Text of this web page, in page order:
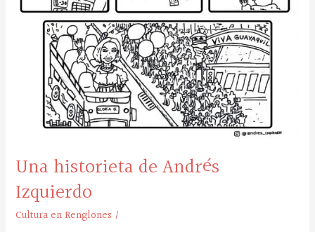
Una historieta de Andrés
Izquierdo
Cultura en Renglones /